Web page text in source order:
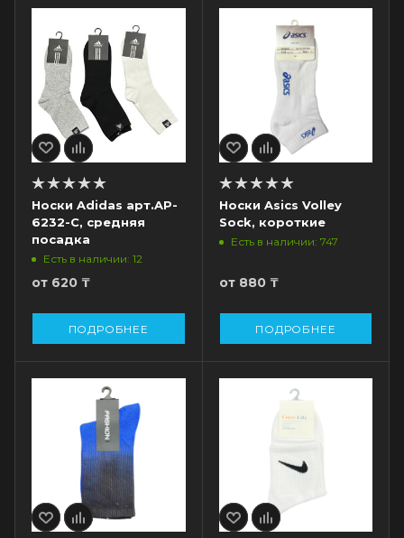
Носки Adidas арт.AP-
6232-C, средняя
посадка
Есть в наличии: 12
от 620 ₸
ПОДРОБНЕЕ
Носки Asics Volley
Sock, короткие
Есть в наличии: 747
от 880 ₸
ПОДРОБНЕЕ